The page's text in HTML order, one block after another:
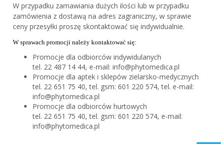
W przypadku zamawiania dużych ilości lub w przypadku
zamówienia z dostawą na adres zagraniczny, w sprawie
ceny przesyłki proszę skontaktować się indywidualnie.
W sprawach promocji należy kontaktować się:
Promocje dla odbiorców indywidulanych
tel. 22 487 14 44, e-mail:info@phytomedica.pl
Promocje dla aptek i sklepów zielarsko-medycznych
tel. 22 651 75 40, tel. gsm: 601 220 574, tel. e-mail:
info@phytomedica.pl
Promocje dla odbiorców hurtowych
tel. 22 651 75 40, tel. gsm: 601 220 574, e-mail:
info@phytomedica.pl